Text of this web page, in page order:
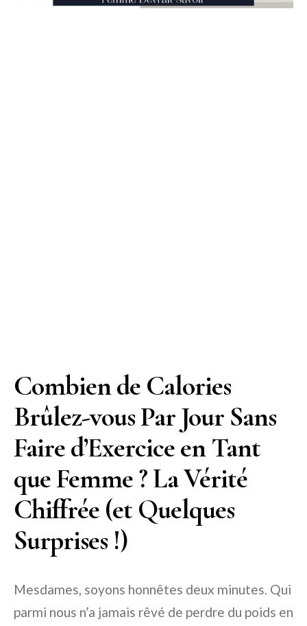
Combien de Calories
Brûlez-vous Par Jour Sans
Faire d’Exercice en Tant
que Femme ? La Vérité
Chiffrée (et Quelques
Surprises !)
Mesdames, soyons honnêtes deux minutes. Qui
parmi nous n’a jamais rêvé de perdre du poids en